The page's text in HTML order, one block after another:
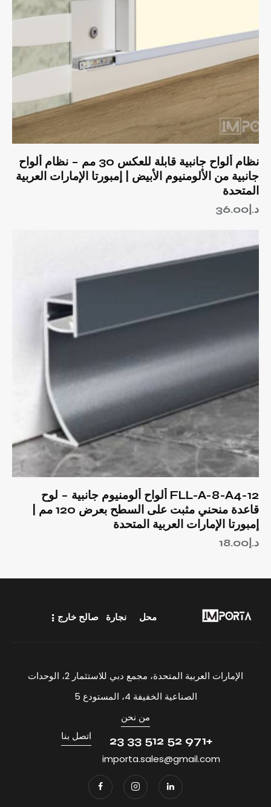
نظام ألواح جانبية قابلة للعكس 30 مم – نظام ألواح
جانبية من الألومنيوم الأبيض | إمبورتا الإمارات العربية
المتحدة
د.إ 36.00
FLL-A-8-A4-12 ألواح ألومنيوم جانبية – لوح
قاعدة منحني مثبت على السطح بعرض 120 مم |
إمبورتا الإمارات العربية المتحدة
د.إ 18.00
محل نجارة صالح خارج
الإمارات العربية المتحدة، مجمع دبي للاستثمار 2، الوحدات
الصناعية الخفيفة 4، المستودع 5
من نحن
+971 52 512 33 23
importa.sales@gmail.com
اتصل بنا